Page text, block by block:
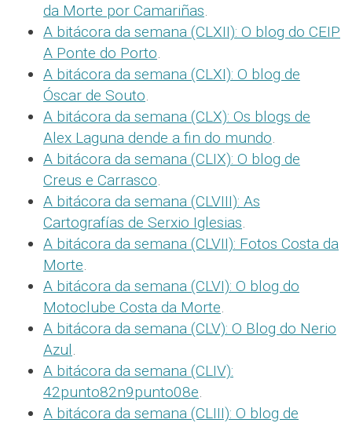
da Morte por Camariñas.
A bitácora da semana (CLXII): O blog do CEIP
A Ponte do Porto.
A bitácora da semana (CLXI): O blog de
Óscar de Souto.
A bitácora da semana (CLX): Os blogs de
Alex Laguna dende a fin do mundo.
A bitácora da semana (CLIX): O blog de
Creus e Carrasco.
A bitácora da semana (CLVIII): As
Cartografías de Serxio Iglesias.
A bitácora da semana (CLVII): Fotos Costa da
Morte.
A bitácora da semana (CLVI): O blog do
Motoclube Costa da Morte.
A bitácora da semana (CLV): O Blog do Nerio
Azul.
A bitácora da semana (CLIV):
42punto82n9punto08e.
A bitácora da semana (CLIII): O blog de